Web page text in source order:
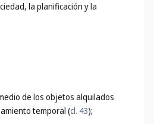
la planificación y la
de los objetos alquilados
temporal (cl. 43);